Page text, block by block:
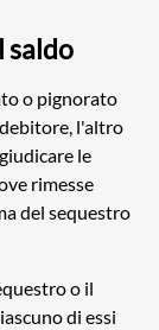
saldo
o pignorato
l'altro
le
rimesse
del sequestro
o il
di essi